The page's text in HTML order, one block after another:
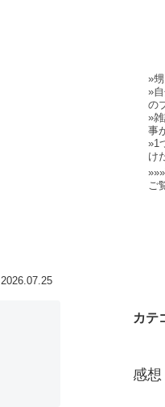
2026.07.25
»
»
の
»
事
»1
け
ご
カテ
感